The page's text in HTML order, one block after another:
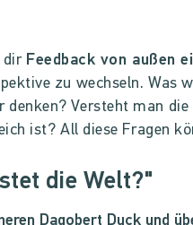
dir Feedback von außen
zu wechseln. Was
denken? Versteht man die
ist? All diese Fragen
die Welt?"
Dagobert Duck und